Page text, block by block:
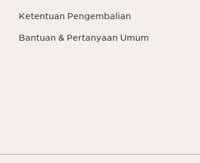
Ketentuan Pengembalian
Bantuan & Pertanyaan Umum